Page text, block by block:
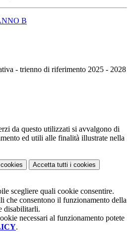
B
- trienno di riferimento 2025 - 2028
da questo utilizzati si avvalgono di
ed utili alle finalità illustrate nella
Accetta tutti i cookies
scegliere quali cookie consentire.
che consentono il funzionamento della
disabilitarli.
necessari al funzionamento potete
.